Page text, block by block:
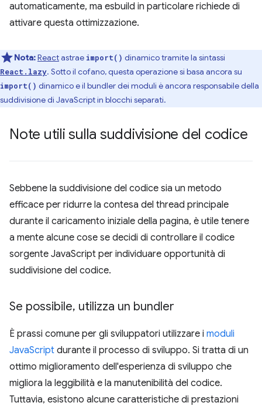
automaticamente, ma esbuild in particolare richiede di
attivare questa ottimizzazione.
Nota:Reactastrae import() dinamico tramite la sintassi
React.lazy. Sotto il cofano, questa operazione si basa ancora su
import() dinamico e il bundler dei moduli è ancora responsabile della
suddivisione di JavaScript in blocchi separati.
Note utili sulla suddivisione del codice
Sebbene la suddivisione del codice sia un metodo
efficace per ridurre la contesa del thread principale
durante il caricamento iniziale della pagina, è utile tenere
a mente alcune cose se decidi di controllare il codice
sorgente JavaScript per individuare opportunità di
suddivisione del codice.
Se possibile, utilizza un bundler
È prassi comune per gli sviluppatori utilizzare i moduli
JavaScript durante il processo di sviluppo. Si tratta di un
ottimo miglioramento dell'esperienza di sviluppo che
migliora la leggibilità e la manutenibilità del codice.
Tuttavia, esistono alcune caratteristiche di prestazioni